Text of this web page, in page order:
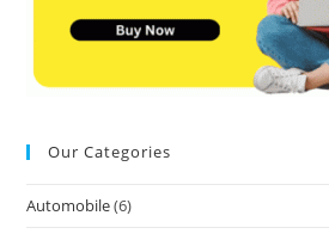
Our Categories
Automobile(6)